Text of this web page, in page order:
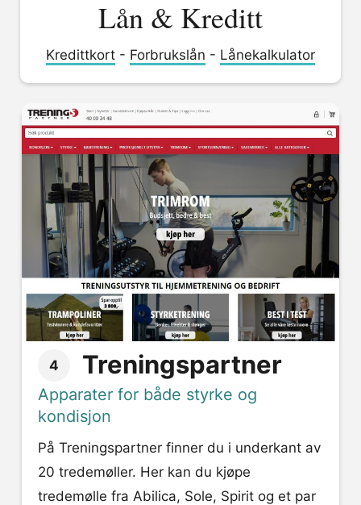
Lån & Kreditt
Kredittkort - Forbrukslån - Lånekalkulator
4 Treningspartner
Apparater for både styrke og
kondisjon
På Treningspartner finner du i underkant av
20 tredemøller. Her kan du kjøpe
tredemølle fra Abilica, Sole, Spirit og et par